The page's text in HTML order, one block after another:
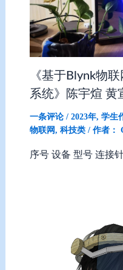
《基于Blynk物
系统》陈宇煊 黄
一条评论 / 2023年, 学生
物联网, 科技类/ 作者：
序号 设备 型号 连接